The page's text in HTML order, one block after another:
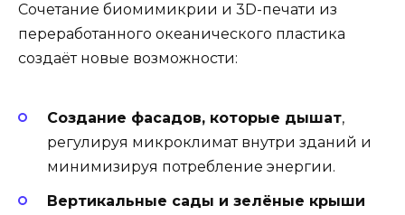
Сочетание биомимикрии и 3D-печати из
переработанного океанического пластика
создаёт новые возможности:
Создание фасадов, которые дышат,
регулируя микроклимат внутри зданий и
минимизируя потребление энергии.
Вертикальные сады и зелёные крыши